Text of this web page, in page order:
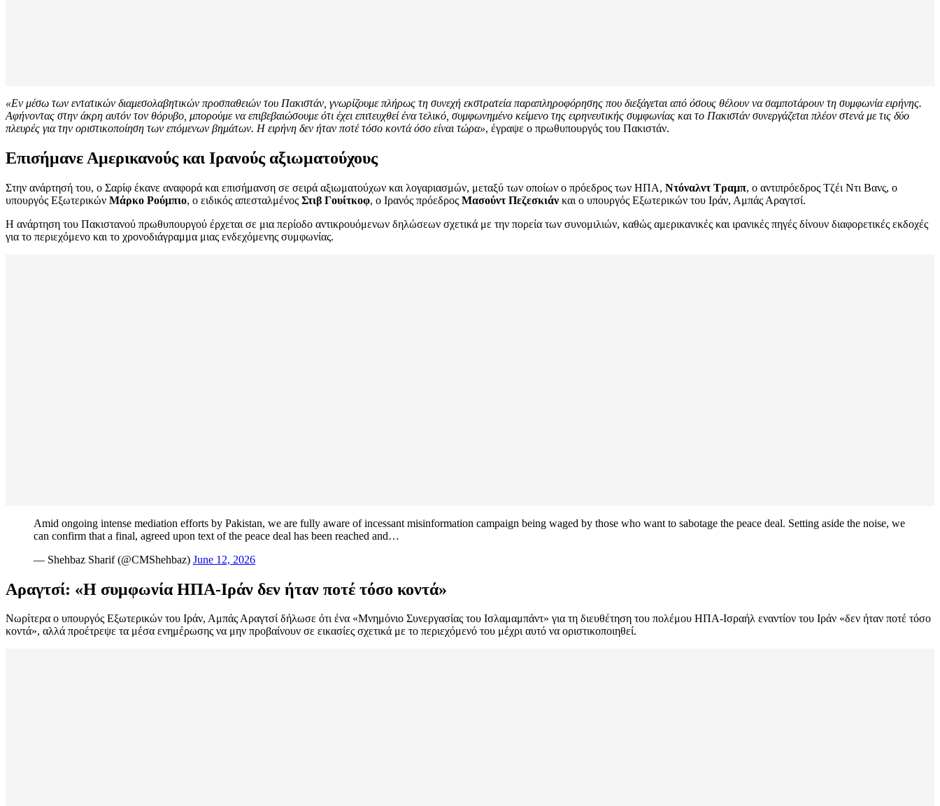
«Εν μέσω των εντατικών διαμεσολαβητικών προσπαθειών του Πακιστάν, γνωρίζουμε πλήρως τη συνεχή εκστρατεία παραπληροφόρησης που διεξάγεται από όσους θέλουν να σαμποτάρουν τη συμφωνία ειρήνης.
Αφήνοντας στην άκρη αυτόν τον θόρυβο, μπορούμε να επιβεβαιώσουμε ότι έχει επιτευχθεί ένα τελικό, συμφωνημένο κείμενο της ειρηνευτικής συμφωνίας και το Πακιστάν συνεργάζεται πλέον στενά με τις δύο
πλευρές για την οριστικοποίηση των επόμενων βημάτων. Η ειρήνη δεν ήταν ποτέ τόσο κοντά όσο είναι τώρα», έγραψε ο πρωθυπουργός του Πακιστάν.
Επισήμανε Αμερικανούς και Ιρανούς αξιωματούχους
Στην ανάρτησή του, ο Σαρίφ έκανε αναφορά και επισήμανση σε σειρά αξιωματούχων και λογαριασμών, μεταξύ των οποίων ο πρόεδρος των ΗΠΑ, Ντόναλντ Τραμπ, ο αντιπρόεδρος Τζέι Ντι Βανς, ο
υπουργός Εξωτερικών Μάρκο Ρούμπιο, ο ειδικός απεσταλμένος Στιβ Γουίτκοφ, ο Ιρανός πρόεδρος Μασούντ Πεζεσκιάν και ο υπουργός Εξωτερικών του Ιράν, Αμπάς Αραγτσί.
Η ανάρτηση του Πακιστανού πρωθυπουργού έρχεται σε μια περίοδο αντικρουόμενων δηλώσεων σχετικά με την πορεία των συνομιλιών, καθώς αμερικανικές και ιρανικές πηγές δίνουν διαφορετικές εκδοχές
για το περιεχόμενο και το χρονοδιάγραμμα μιας ενδεχόμενης συμφωνίας.
Amid ongoing intense mediation efforts by Pakistan, we are fully aware of incessant misinformation campaign being waged by those who want to sabotage the peace deal. Setting aside the noise, we
can confirm that a final, agreed upon text of the peace deal has been reached and…
— Shehbaz Sharif (@CMShehbaz) June 12, 2026
Αραγτσί: «Η συμφωνία ΗΠΑ-Ιράν δεν ήταν ποτέ τόσο κοντά»
Νωρίτερα ο υπουργός Εξωτερικών του Ιράν, Αμπάς Αραγτσί δήλωσε ότι ένα «Μνημόνιο Συνεργασίας του Ισλαμαμπάντ» για τη διευθέτηση του πολέμου ΗΠΑ-Ισραήλ εναντίον του Ιράν «δεν ήταν ποτέ τόσο
κοντά», αλλά προέτρεψε τα μέσα ενημέρωσης να μην προβαίνουν σε εικασίες σχετικά με το περιεχόμενό του μέχρι αυτό να οριστικοποιηθεί.